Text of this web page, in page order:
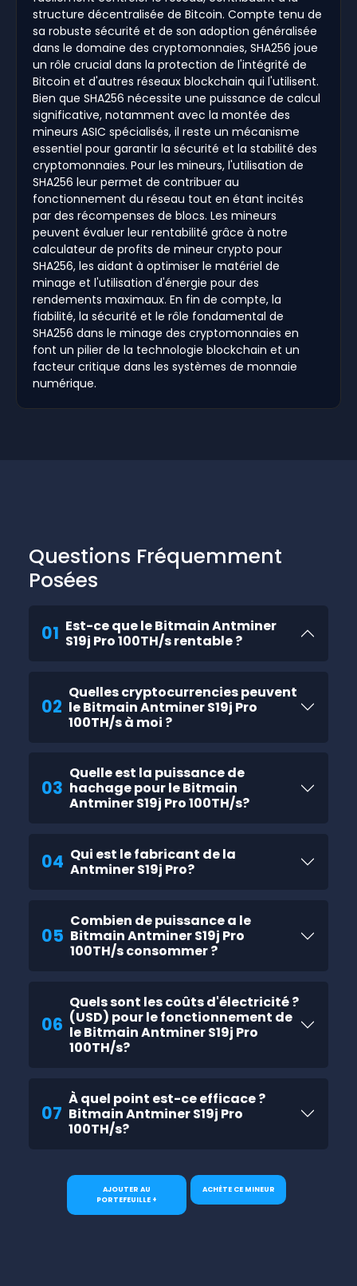
structure décentralisée de Bitcoin. Compte tenu de
sa robuste sécurité et de son adoption généralisée
dans le domaine des cryptomonnaies, SHA256 joue
un rôle crucial dans la protection de l'intégrité de
Bitcoin et d'autres réseaux blockchain qui l'utilisent.
Bien que SHA256 nécessite une puissance de calcul
significative, notamment avec la montée des
mineurs ASIC spécialisés, il reste un mécanisme
essentiel pour garantir la sécurité et la stabilité des
cryptomonnaies. Pour les mineurs, l'utilisation de
SHA256 leur permet de contribuer au
fonctionnement du réseau tout en étant incités
par des récompenses de blocs. Les mineurs
peuvent évaluer leur rentabilité grâce à notre
calculateur de profits de mineur crypto pour
SHA256, les aidant à optimiser le matériel de
minage et l'utilisation d'énergie pour des
rendements maximaux. En fin de compte, la
fiabilité, la sécurité et le rôle fondamental de
SHA256 dans le minage des cryptomonnaies en
font un pilier de la technologie blockchain et un
facteur critique dans les systèmes de monnaie
numérique.
Questions Fréquemment
Posées
01 Est-ce que le Bitmain Antminer
S19j Pro 100TH/s rentable ?
02
Quelles cryptocurrencies peuvent
le Bitmain Antminer S19j Pro
100TH/s à moi ?
03
Quelle est la puissance de
hachage pour le Bitmain
Antminer S19j Pro 100TH/s?
04 Qui est le fabricant de la
Antminer S19j Pro?
05
Combien de puissance a le
Bitmain Antminer S19j Pro
100TH/s consommer ?
06
Quels sont les coûts d'électricité ?
(USD) pour le fonctionnement de
le Bitmain Antminer S19j Pro
100TH/s?
07
À quel point est-ce efficace ?
Bitmain Antminer S19j Pro
100TH/s?
AJOUTER AU
PORTEFEUILLE +
ACHÈTE CE MINEUR